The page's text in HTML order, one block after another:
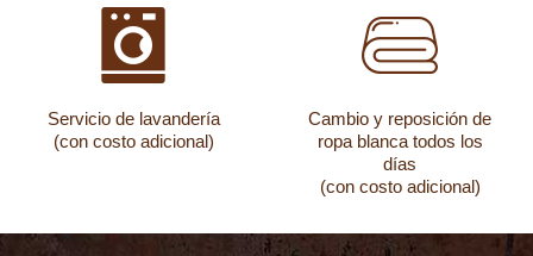
Servicio de lavandería
(con costo adicional)
Cambio y reposición de
ropa blanca todos los
días
(con costo adicional)